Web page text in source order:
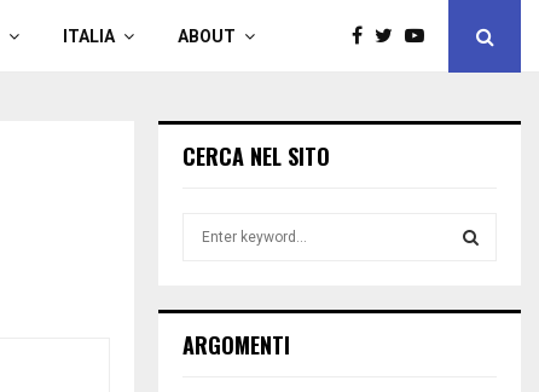
ITALIA ABOUT
CERCA NEL SITO
h
ARGOMENTI